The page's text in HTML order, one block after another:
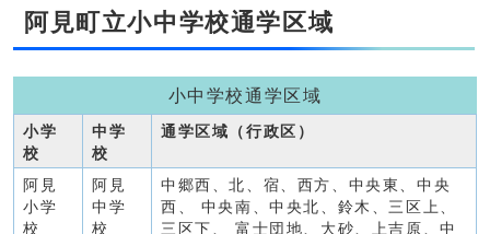
阿見町立小中学校通学区域
小中学校通学区域
小学
校
中学
校
通学区域（行政区）
阿見
小学
校
阿見
中学
校
中郷西、北、宿、西方、中央東、中央
西、 中央南、中央北、鈴木、三区上、
三区下、 富士団地、大砂、上吉原、中